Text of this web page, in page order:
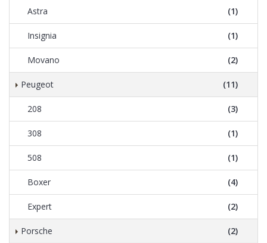
Astra (1)
Insignia (1)
Movano (2)
Peugeot (11)
208 (3)
308 (1)
508 (1)
Boxer (4)
Expert (2)
Porsche (2)